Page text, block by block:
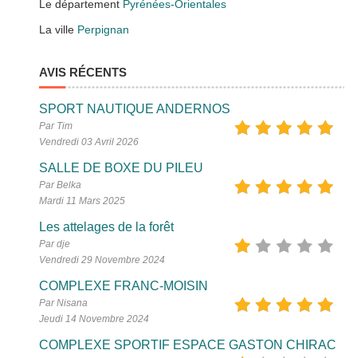
Le département Pyrénées-Orientales
La ville Perpignan
AVIS RÉCENTS
SPORT NAUTIQUE ANDERNOS
Par Tim
Vendredi 03 Avril 2026
SALLE DE BOXE DU PILEU
Par Belka
Mardi 11 Mars 2025
Les attelages de la forêt
Par dje
Vendredi 29 Novembre 2024
COMPLEXE FRANC-MOISIN
Par Nisana
Jeudi 14 Novembre 2024
COMPLEXE SPORTIF ESPACE GASTON CHIRAC